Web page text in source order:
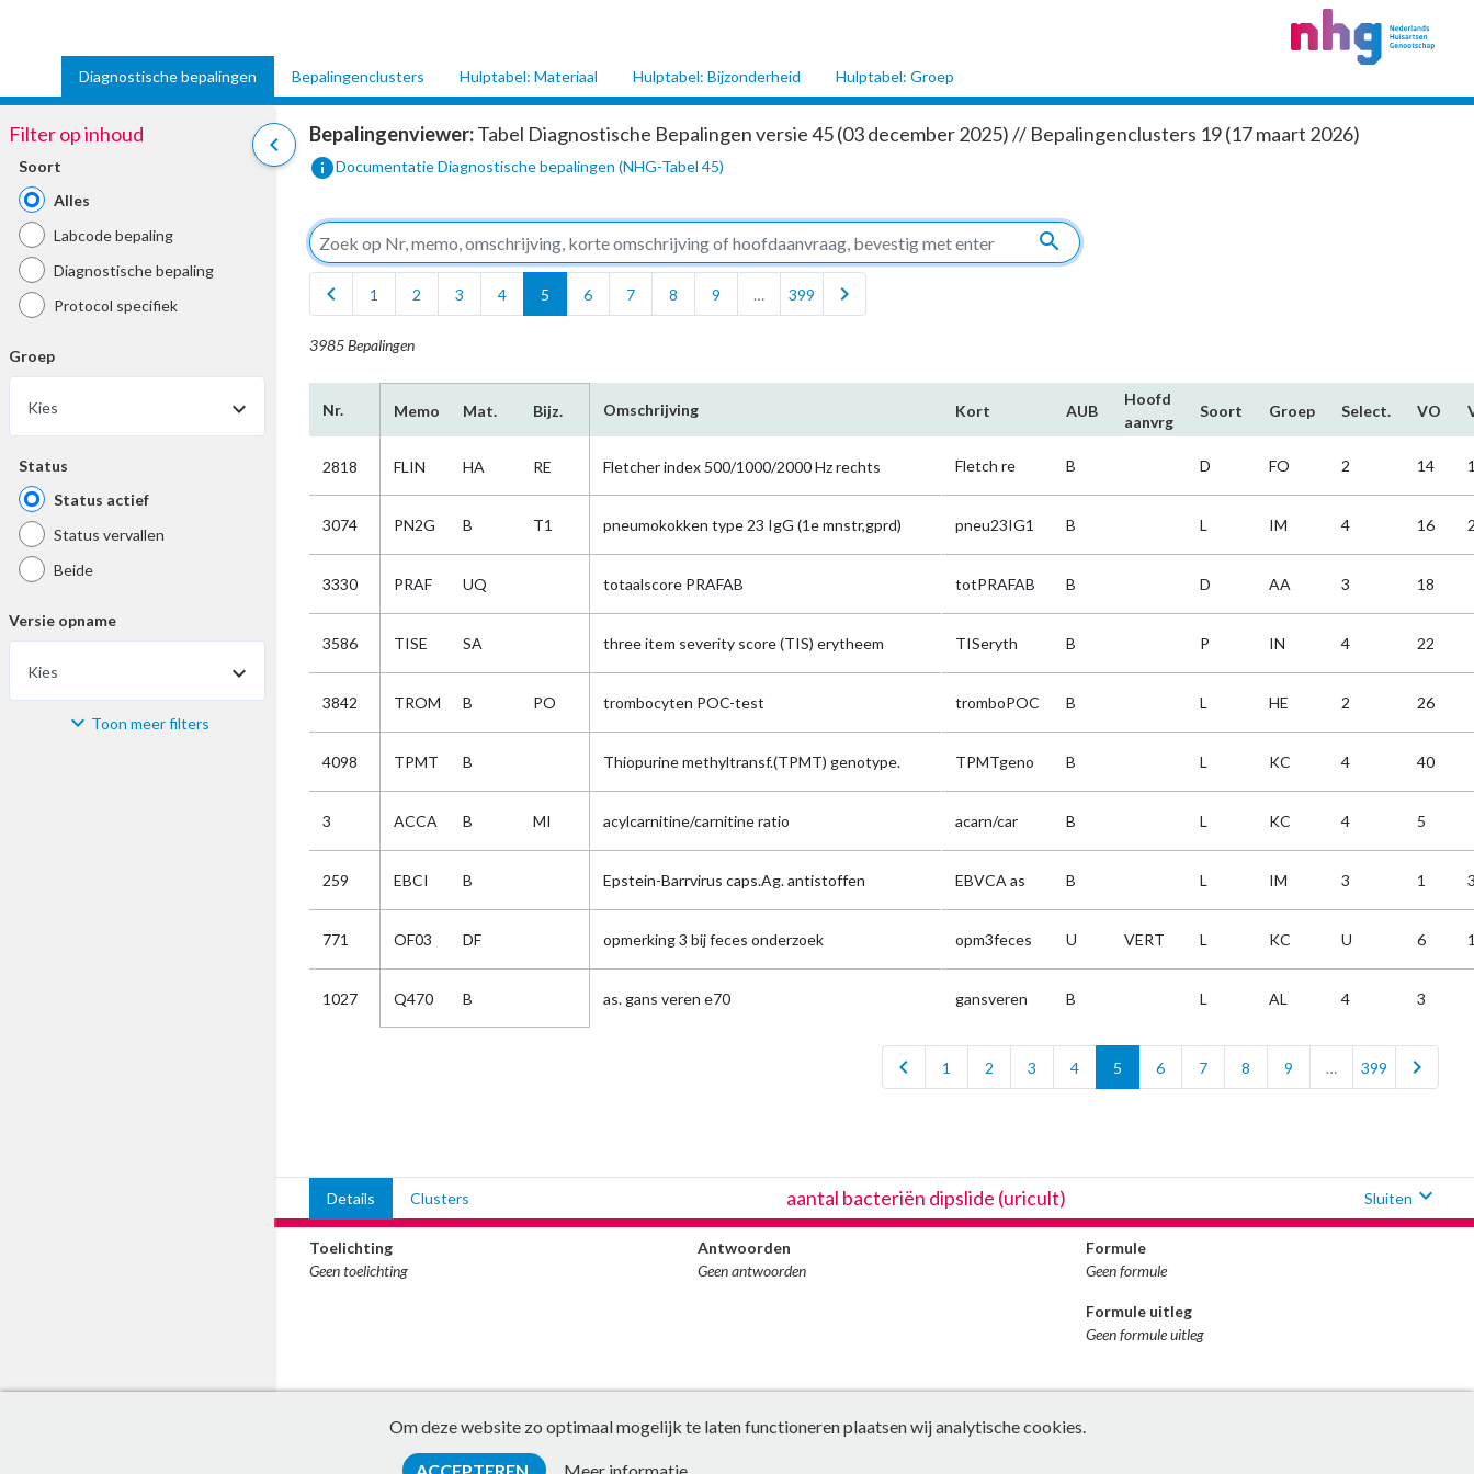
Diagnostische bepalingen Bepalingenclusters Hulptabel: Materiaal Hulptabel: Bijzonderheid Hulptabel: Groep
chevron_left
Filter op inhoud
Soort
Alles
Labcode bepaling
Diagnostische bepaling
Protocol specifiek
Groep
Kies
Status
Status actief
Status vervallen
Beide
Versie opname
Kies
Materiaal Toon meer filters
Bepalingenviewer:Tabel Diagnostische Bepalingen versie 45 (03 december 2025) // Bepalingenclusters 19 (17 maart 2026)
infoDocumentatie Diagnostische bepalingen (NHG-Tabel 45)
search
chevron_left
1 2 3 4 5 6 7 8 9 … 399 chevron_right
3985 Bepalingen
Nr. Memo Mat. Bijz. Omschrijving Kort AUB
Hoofd​
aanvrg
Soort Groep Select. VO
2818 FLIN HA RE Fletcher index 500/1000/2000 Hz rechts Fletch re B D FO 2 14
3074 PN2G B T1 pneumokokken type 23 IgG (1e mnstr,gprd) pneu23IG1 B L IM 4 16
3330 PRAF UQ totaalscore PRAFAB totPRAFAB B D AA 3 18
3586 TISE SA three item severity score (TIS) erytheem TISeryth B P IN 4 22
3842 TROM B PO trombocyten POC-test tromboPOC B L HE 2 26
4098 TPMT B Thiopurine methyltransf.(TPMT) genotype. TPMTgeno B L KC 4 40
3 ACCA B MI acylcarnitine/carnitine ratio acarn/car B L KC 4 5
259 EBCI B Epstein-Barrvirus caps.Ag. antistoffen EBVCA as B L IM 3 1
771 OF03 DF opmerking 3 bij feces onderzoek opm3feces U VERT L KC U 6
1027 Q470 B as. gans veren e70 gansveren B L AL 4 3
chevron_left 1 2 3 4 5 6 7 8 9 … 399 chevron_right
Details Clusters aantal bacteriën dipslide (uricult) Sluiten expand_more
Toelichting
Geen toelichting
Antwoorden
Geen antwoorden
Formule
Geen formule
Formule uitleg
Geen formule uitleg
Om deze website zo optimaal mogelijk te laten functioneren plaatsen wij analytische cookies.